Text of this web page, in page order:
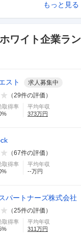
もっと見る
ワイト企業ラン
スト 求人募集中
（29件の評価）
取得率
%
平均年収
373万円
（67件の評価）
取得率
%
平均年収
--万円
パートナーズ株式会社
（25件の評価）
取得率
%
平均年収
311 万円